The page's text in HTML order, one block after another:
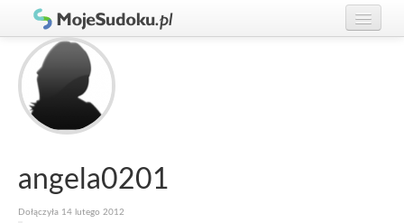
Graj w Sudoku!
Zasady Sudoku
Rankingi
angela0201
Dołączyła 14 lutego 2012